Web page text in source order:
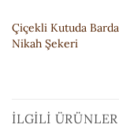
Çiçekli Kutuda
Nikah Şekeri
İLGILI ÜRÜNLER